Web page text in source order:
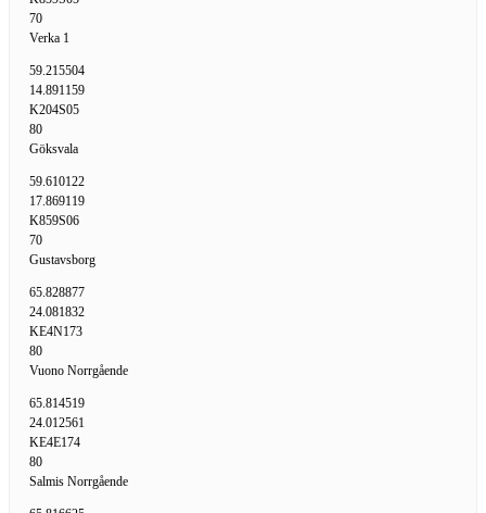
70
Verka 1
59.215504
14.891159
K204S05
80
Göksvala
59.610122
17.869119
K859S06
70
Gustavsborg
65.828877
24.081832
KE4N173
80
Vuono Norrgående
65.814519
24.012561
KE4E174
80
Salmis Norrgående